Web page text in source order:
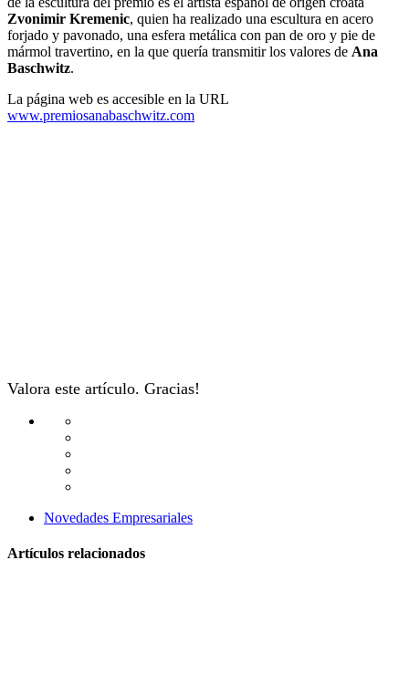
Zvonimir Kremenic, quien ha realizado una escultura en acero
forjado y pavonado, una esfera metálica con pan de oro y pie de
mármol travertino, en la que quería transmitir los valores de Ana
Baschwitz.
La página web es accesible en la URL
www.premiosanabaschwitz.com
Valora este artículo. Gracias!
Novedades Empresariales
Artículos relacionados